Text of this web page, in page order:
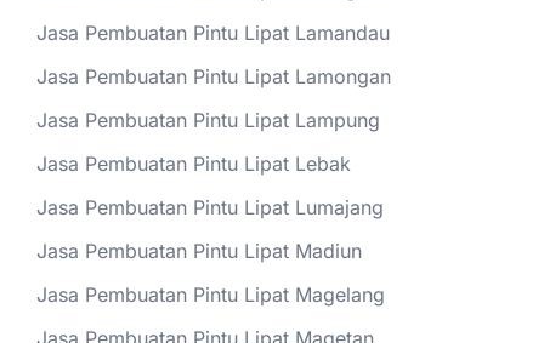
Jasa Pembuatan Pintu Lipat Lamandau
Jasa Pembuatan Pintu Lipat Lamongan
Jasa Pembuatan Pintu Lipat Lampung
Jasa Pembuatan Pintu Lipat Lebak
Jasa Pembuatan Pintu Lipat Lumajang
Jasa Pembuatan Pintu Lipat Madiun
Jasa Pembuatan Pintu Lipat Magelang